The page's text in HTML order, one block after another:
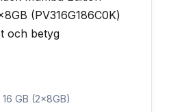
16 GB (2x8GB)